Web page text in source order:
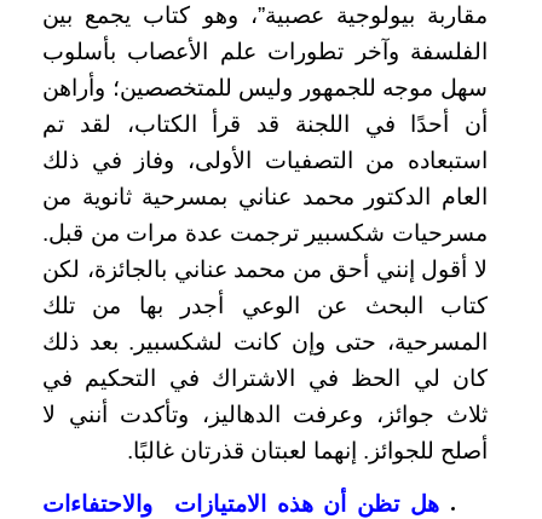
مقاربة بيولوجية عصبية”، وهو كتاب يجمع بين
الفلسفة وآخر تطورات علم الأعصاب بأسلوب
سهل موجه للجمهور وليس للمتخصصين؛ وأراهن
أن أحدًا في اللجنة قد قرأ الكتاب، لقد تم
استبعاده من التصفيات الأولى، وفاز في ذلك
العام الدكتور محمد عناني بمسرحية ثانوية من
مسرحيات شكسبير ترجمت عدة مرات من قبل.
لا أقول إنني أحق من محمد عناني بالجائزة، لكن
كتاب البحث عن الوعي أجدر بها من تلك
المسرحية، حتى وإن كانت لشكسبير. بعد ذلك
كان لي الحظ في الاشتراك في التحكيم في
ثلاث جوائز، وعرفت الدهاليز، وتأكدت أنني لا
أصلح للجوائز. إنهما لعبتان قذرتان غالبًا.
هل تظن أن هذه الامتيازات والاحتفاءات